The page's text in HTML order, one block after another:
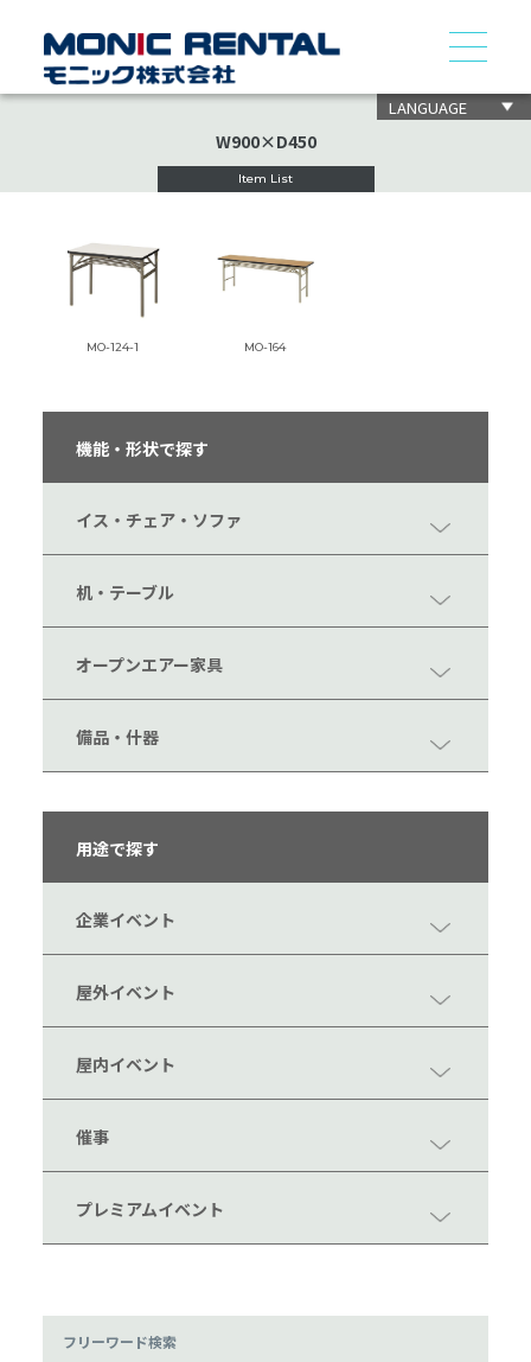
LANGUAGE
W900×D450
Item List
機能・形状で探す
イス・チェア・ソファ
机・テーブル
オープンエアー家具
備品・什器
用途で探す
企業イベント
屋外イベント
屋内イベント
催事
プレミアムイベント
フリーワード検索
MO-124-1 MO-164